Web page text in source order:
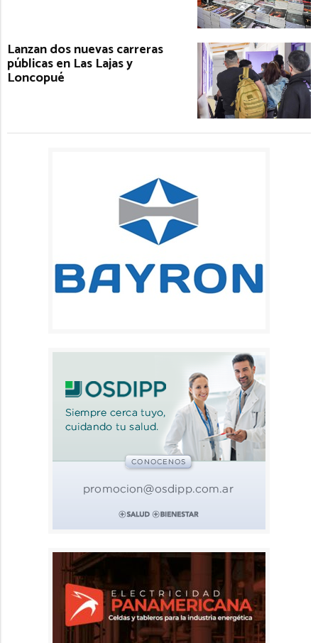
Lanzan dos nuevas carreras
públicas en Las Lajas y
Loncopué